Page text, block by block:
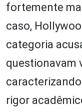
fortemente
caso,
categoria
questionavam
rigor